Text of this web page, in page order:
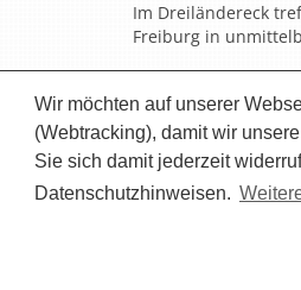
Wir möchten auf unserer
(Webtracking), damit wir
Sie sich damit jederzeit
Datenschutzhinweisen.
Im Dreiländereck
Freiburg in